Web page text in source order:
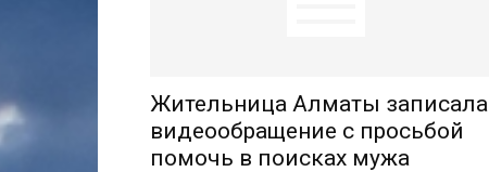
Жительница Алматы записала
видеообращение с просьбой
помочь в поисках мужа